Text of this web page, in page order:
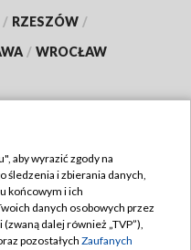
/ RZESZÓW /
/ WROCŁAW
TVP
aby wyrazić zgody na
śledzenia i zbierania danych,
końcowym i ich
danych osobowych przez
dalej również „TVP”),
pozostałych Zaufanych